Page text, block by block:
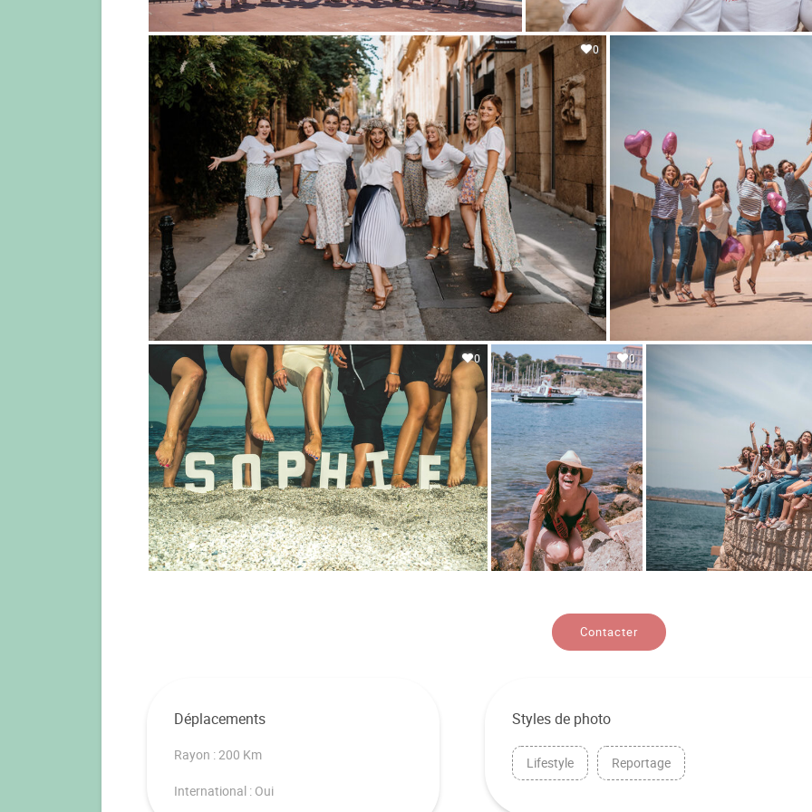
0
0 0
Contacter
Déplacements
Rayon : 200 Km
International : Oui
Styles de photo
Lifestyle Reportage